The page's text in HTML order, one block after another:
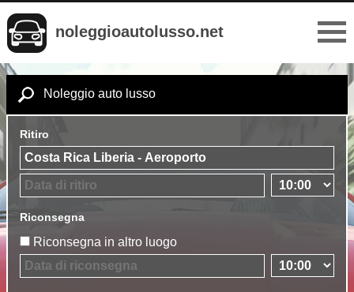
noleggioautolusso.net
Noleggio auto lusso
Ritiro
Riconsegna
Riconsegna in altro luogo